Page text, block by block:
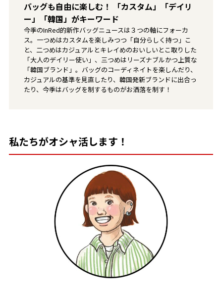
バッグも自由に楽しむ！ 「カスタム」「デイリ
ー」「韓国」がキーワード
今季のInRed的新作バッグニュースは３つの軸にフォーカ
ス。一つめはカスタムを楽しみつつ「自分らしく持つ」こ
と、二つめはカジュアルとキレイめのおいしいとこ取りした
「大人のデイリー使い」、三つめはリーズナブルかつ上質な
「韓国ブランド」。バッグのコーディネイトを楽しんだり、
カジュアルの基準を見直したり、韓国発新ブランドに出合っ
たり、今季はバッグを制するものがお洒落を制す！
私たちがオシャ活します！